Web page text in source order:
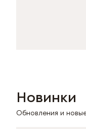
Новинки
Обновления и